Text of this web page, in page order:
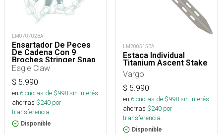
LM070702BA
Ensartador De Peces
De Cadena Con 9
Broches Stringer Snap
Eagle Claw
$ 5.990
en 6cuotas de $998sin interés
ahorras $240 por
transferencia.
Disponible
LM200515BA
Estaca Individual
Titanium Ascent Stake
Vargo
$ 5.990
en 6cuotas de $998sin interés
ahorras $240 por
transferencia.
Disponible